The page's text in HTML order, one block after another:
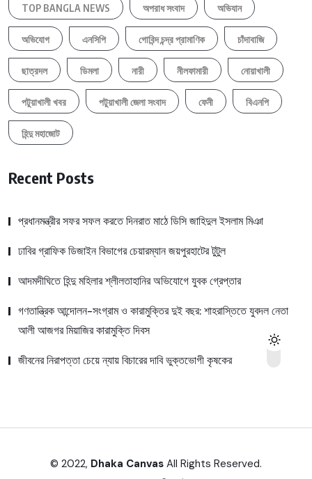
TOP BANGLA NEWS অপরাধ সংবাদ অভিযান
অভিযোগ এনসিপি গোবিন্দ চন্দ্র প্রামাণিক চাঁদাবাজি
ছাত্রদল ডিমলা নারী নীলফামারী নোয়াখালী
পটুয়াখালী খবর পটুয়াখালী জেলা সংবাদ ফেনী বিএনপি
হিন্দু মহাজোট
Recent Posts
প্রধানমন্ত্রীর সফর সফল করতে দিনরাত মাঠে ডিসি জাহিদুল ইসলাম মিঞা
ঢাবির গ্রাফিক ডিজাইন বিভাগের চেয়ারম্যান জয়পুরহাটের টুটুল
আদমদীঘিতে হিন্দু মহিলার শ্লীলতাহানির অভিযোগে যুবক গ্রেপ্তার
গণতান্ত্রিক আন্দোলন-সংগ্রাম ও কারামুক্তির দুই বছর: শাহরাস্তিতে যুবদল নেতা
আলী আজগর মিয়াজির কারামুক্তি দিবস
জীবনের নিরাপত্তা চেয়ে ন্যায় বিচারের দাবি ভুক্তভোগী কৃষকের
© 2022, Dhaka Canvas All Rights Reserved.